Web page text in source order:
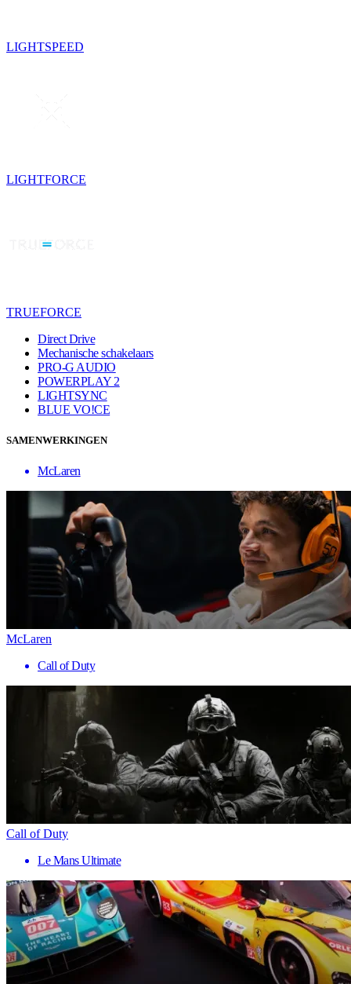
LIGHTSPEED
LIGHTFORCE
TRUEFORCE
Direct Drive
Mechanische schakelaars
PRO-G AUDIO
POWERPLAY 2
LIGHTSYNC
BLUE VO!CE
SAMENWERKINGEN
McLaren
McLaren
Call of Duty
Call of Duty
Le Mans Ultimate